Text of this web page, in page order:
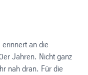
erinnert an die
Jahren. Nicht ganz
nah dran. Für die